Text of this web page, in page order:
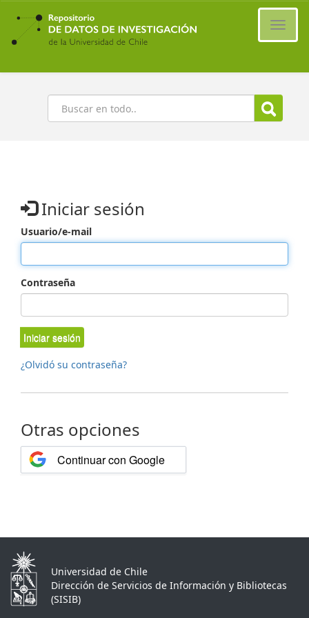
Ir
contenido
principal
Buscar
Iniciar sesión
Usuario/e-mail
Contraseña
Iniciar sesión
¿Olvidó su contraseña?
Otras opciones
Continuar con Google
Universidad de Chile
Dirección de Servicios de Información y Bibliotecas
(SISIB)